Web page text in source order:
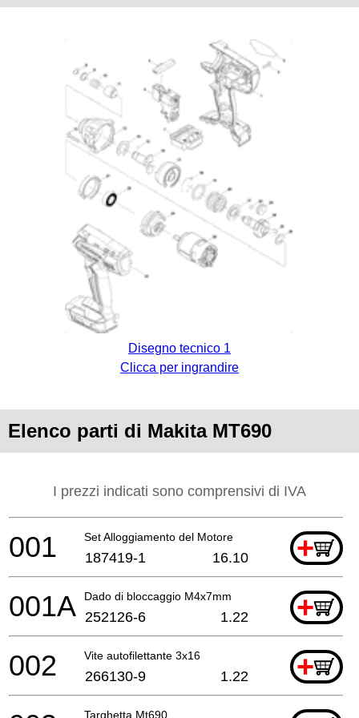
Disegno tecnico 1
Clicca per ingrandire
Elenco parti di Makita MT690
I prezzi indicati sono comprensivi di IVA
Set Alloggiamento del Motore +
001 187419-1 16.10
Dado di bloccaggio M4x7mm +
001A 252126-6 1.22
Vite autofilettante 3x16 +
002 266130-9 1.22
Targhetta Mt690